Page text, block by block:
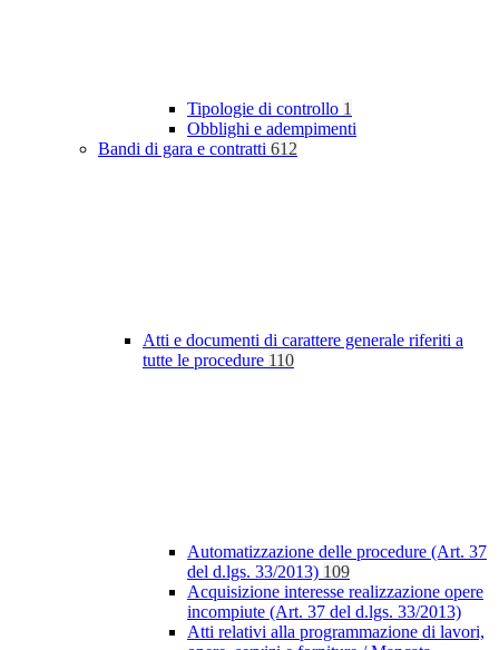
Tipologie di controllo 1
Obblighi e adempimenti
Bandi di gara e contratti 612
Atti e documenti di carattere generale riferiti a
tutte le procedure 110
Automatizzazione delle procedure (Art. 37
del d.lgs. 33/2013) 109
Acquisizione interesse realizzazione opere
incompiute (Art. 37 del d.lgs. 33/2013)
Atti relativi alla programmazione di lavori,